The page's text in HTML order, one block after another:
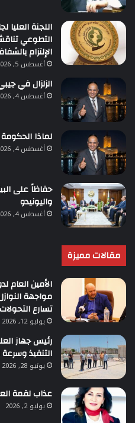
اللجنة العليا
التطوعي
الإلتزام
أغسطس 5, 2026
الزلزال في
أغسطس 4, 2026
لماذا
أغسطس 4, 2026
حفاظاً على
واليونيدو
أغسطس 4, 2026
مقالات مميزة
الأمين العام
مواجهة
تسارع
يوليو 12, 2026
رئيس جهاز
التنفيذ
يونيو 28, 2026
عذاب لقمة
يوليو 2, 2026